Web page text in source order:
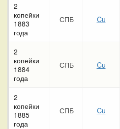
2
копейки
1883
года
СПБ Cu
2
копейки
1884
года
СПБ Cu
2
копейки
1885
года
СПБ Cu